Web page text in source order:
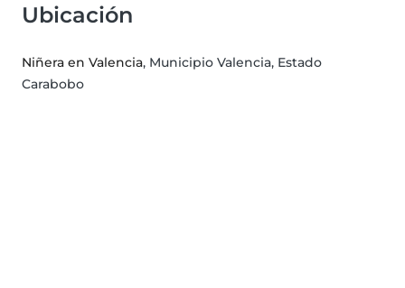
Ubicación
Niñera en Valencia, Municipio Valencia, Estado
Carabobo